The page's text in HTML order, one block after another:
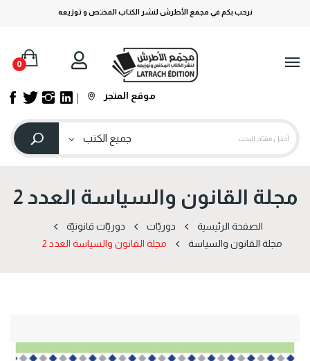
نرحب بكم في مجمع الأطرش لنشر الكتاب المختص و توزيعه
0
موقع المتجر
مجلة القانون والسياسة العدد 2
الصفحة الرئيسية دوریّات
دوریّات قانونیّة
مجلة القانون والسیاسة
مجلة القانون والسياسة العدد 2